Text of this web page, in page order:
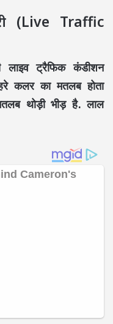
(Live Traffic
ट्रैफिक कंडीशन
कलर का मतलब होता
थोड़ी भीड़ है. लाल